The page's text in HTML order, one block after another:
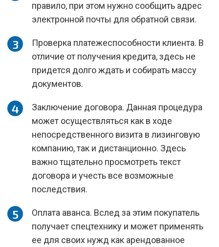
правило, при этом нужно сообщить адрес
электронной почты для обратной связи.
Проверка платежеспособности клиента. В
отличие от получения кредита, здесь не
придется долго ждать и собирать массу
документов.
Заключение договора. Данная процедура
может осуществляться как в ходе
непосредственного визита в лизинговую
компанию, так и дистанционно. Здесь
важно тщательно просмотреть текст
договора и учесть все возможные
последствия.
Оплата аванса. Вслед за этим покупатель
получает спецтехнику и может применять
ее для своих нужд как арендованное